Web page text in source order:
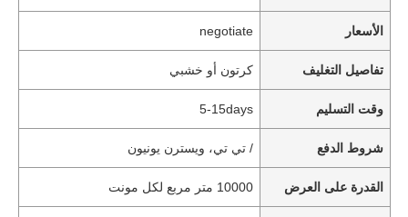
الأسعار negotiate
تفاصيل التغليف كرتون أو خشبي
وقت التسليم 5-15days
شروط الدفع / تي تي، ويسترن يونيون
القدرة على العرض 10000 متر مربع لكل مونت